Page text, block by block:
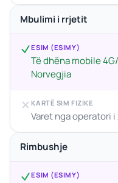
Mbulimi i rrjetit
ESIM (ESIMY)
Të dhëna mobile
Norvegjia
KARTË SIM FIZIKE
Varet nga operatori
Rimbushje
ESIM (ESIMY)